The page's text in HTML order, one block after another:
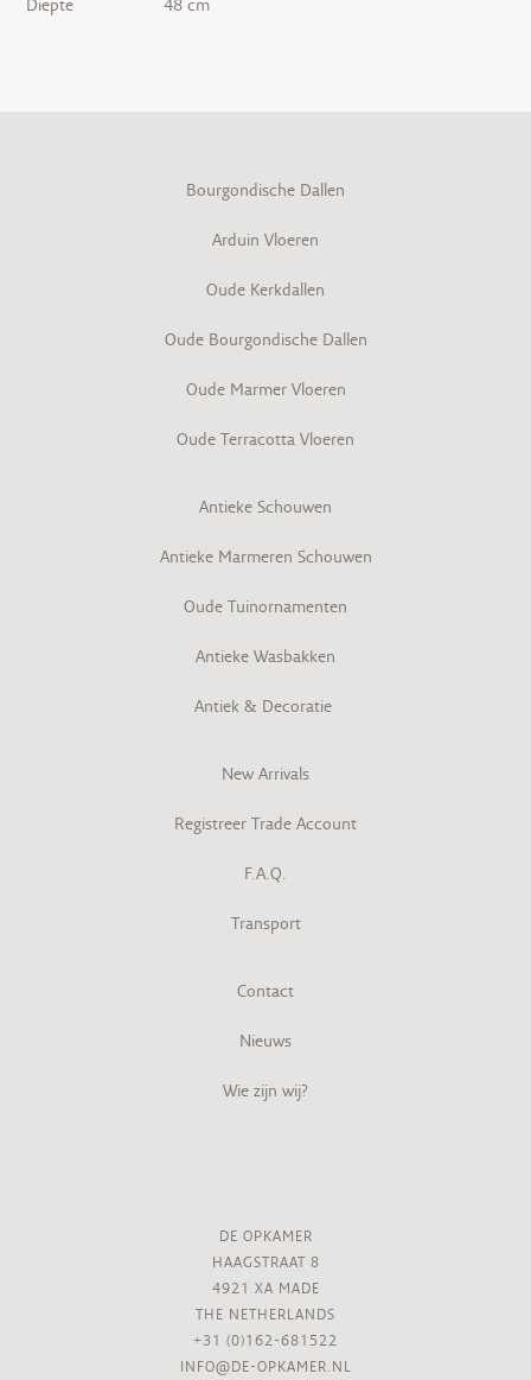
Diepte
48 cm
Bourgondische Dallen
Arduin Vloeren
Oude Kerkdallen
Oude Bourgondische Dallen
Oude Marmer Vloeren
Oude Terracotta Vloeren
Antieke Schouwen
Antieke Marmeren Schouwen
Oude Tuinornamenten
Antieke Wasbakken
Antiek & Decoratie
New Arrivals
Registreer Trade Account
F.A.Q.
Transport
Contact
Nieuws
Wie zijn wij?
DE OPKAMER
HAAGSTRAAT 8
4921 XA MADE
THE NETHERLANDS
+31 (0)162-681522
INFO@DE-OPKAMER.NL